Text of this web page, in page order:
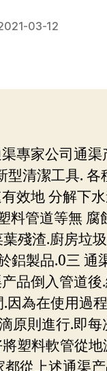
03-12
專家公司通
清潔工具.
效地 分解下
管道等無
殘渣.廚房垃
製品.0三
品倒入管道
為在使用過
原則進行.即
塑料軟管從
都從上述通渠